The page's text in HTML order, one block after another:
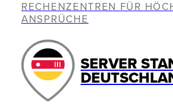
RECHENZENTREN FÜR
ANSPRÜCHE
SERVER